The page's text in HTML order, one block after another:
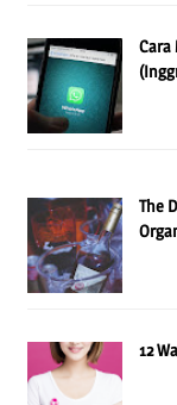
Cara
The
12